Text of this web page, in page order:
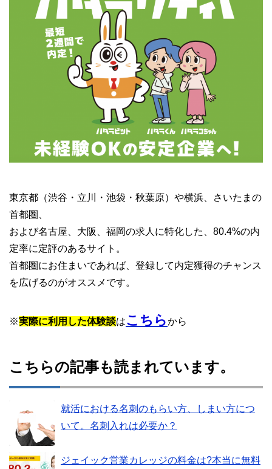
東京都（渋谷・立川・池袋・秋葉原）や横浜、さいたまの
首都圏、
および名古屋、大阪、福岡の求人に特化した、80.4%の内
定率に定評のあるサイト。
首都圏にお住まいであれば、登録して内定獲得のチャンス
を広げるのがオススメです。
※実際に利用した体験談はこちらから
こちらの記事も読まれています。
就活における名刺のもらい方、しまい方につ
いて。名刺入れは必要か？
ジェイック営業カレッジの料金は?本当に無料